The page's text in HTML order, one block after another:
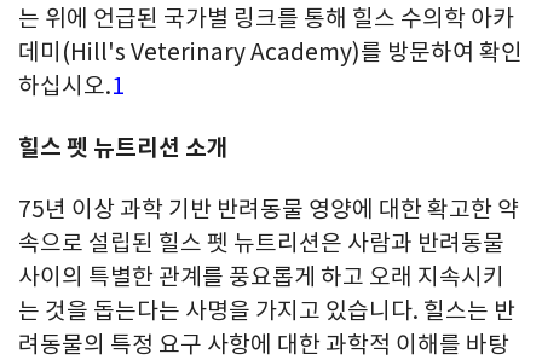
는 위에 언급된 국가별 링크를 통해 힐스 수의학 아카
데미(Hill's Veterinary Academy)를 방문하여 확인
하십시오.1
힐스 펫 뉴트리션 소개
75년 이상 과학 기반 반려동물 영양에 대한 확고한 약
속으로 설립된 힐스 펫 뉴트리션은 사람과 반려동물
사이의 특별한 관계를 풍요롭게 하고 오래 지속시키
는 것을 돕는다는 사명을 가지고 있습니다. 힐스는 반
려동물의 특정 요구 사항에 대한 과학적 이해를 바탕